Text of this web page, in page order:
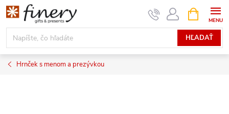
Prejsť
na
obsah
HĽADAŤ
KOŠÍK
Hrnček s menom a prezývkou